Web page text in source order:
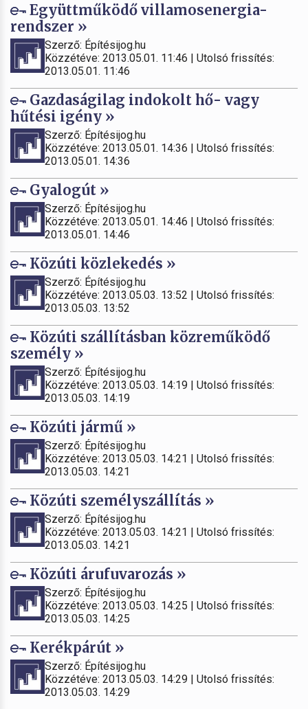
Együttműködő villamosenergia-
rendszer »
Szerző: Építésijog.hu
Közzétéve: 2013.05.01. 11:46 | Utolsó frissítés:
2013.05.01. 11:46
Gazdaságilag indokolt hő- vagy
hűtési igény »
Szerző: Építésijog.hu
Közzétéve: 2013.05.01. 14:36 | Utolsó frissítés:
2013.05.01. 14:36
Gyalogút »
Szerző: Építésijog.hu
Közzétéve: 2013.05.01. 14:46 | Utolsó frissítés:
2013.05.01. 14:46
Közúti közlekedés »
Szerző: Építésijog.hu
Közzétéve: 2013.05.03. 13:52 | Utolsó frissítés:
2013.05.03. 13:52
Közúti szállításban közreműködő
személy »
Szerző: Építésijog.hu
Közzétéve: 2013.05.03. 14:19 | Utolsó frissítés:
2013.05.03. 14:19
Közúti jármű »
Szerző: Építésijog.hu
Közzétéve: 2013.05.03. 14:21 | Utolsó frissítés:
2013.05.03. 14:21
Közúti személyszállítás »
Szerző: Építésijog.hu
Közzétéve: 2013.05.03. 14:21 | Utolsó frissítés:
2013.05.03. 14:21
Közúti árufuvarozás »
Szerző: Építésijog.hu
Közzétéve: 2013.05.03. 14:25 | Utolsó frissítés:
2013.05.03. 14:25
Kerékpárút »
Szerző: Építésijog.hu
Közzétéve: 2013.05.03. 14:29 | Utolsó frissítés:
2013.05.03. 14:29